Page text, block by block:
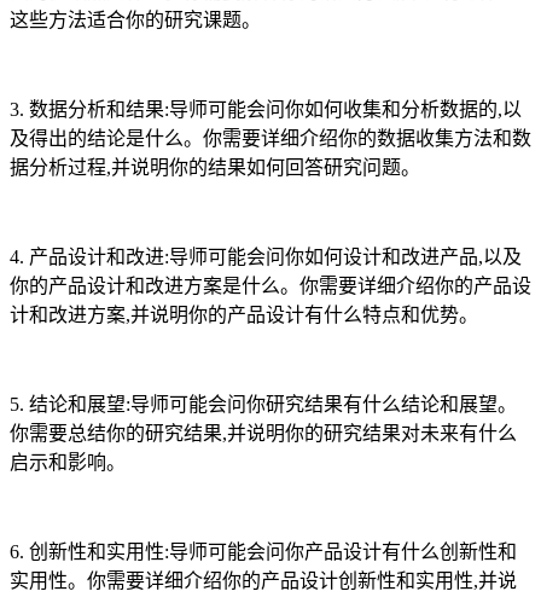
这些方法适合你的研究课题。
3. 数据分析和结果:导师可能会问你如何收集和分析数据的,以
及得出的结论是什么。你需要详细介绍你的数据收集方法和数
据分析过程,并说明你的结果如何回答研究问题。
4. 产品设计和改进:导师可能会问你如何设计和改进产品,以及
你的产品设计和改进方案是什么。你需要详细介绍你的产品设
计和改进方案,并说明你的产品设计有什么特点和优势。
5. 结论和展望:导师可能会问你研究结果有什么结论和展望。
你需要总结你的研究结果,并说明你的研究结果对未来有什么
启示和影响。
6. 创新性和实用性:导师可能会问你产品设计有什么创新性和
实用性。你需要详细介绍你的产品设计创新性和实用性,并说